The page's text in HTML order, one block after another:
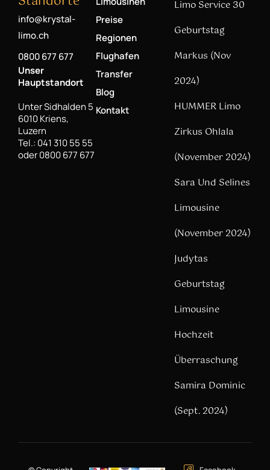
info@krystal-
limo.ch
0800 677 677
Unser
Hauptstandort
Unter Sidhalden 5
6010 Kriens,
Luzern
Tel.: 041 310 55 55
oder 0800 677 677
Preise
Regionen
Flughafen
Transfer
Blog
Kontakt
Limo Service 30
Geburtstag
Markus (Nov
2024)
HUMMER Limo
Zirkus Ohlala
(November 2024)
Sara Und Selines
Limousine
(November 2024)
Judytas
Geburtstag
Limousine
Hochzeit
Überraschung
Samira Dominic
(Sept. 2024)